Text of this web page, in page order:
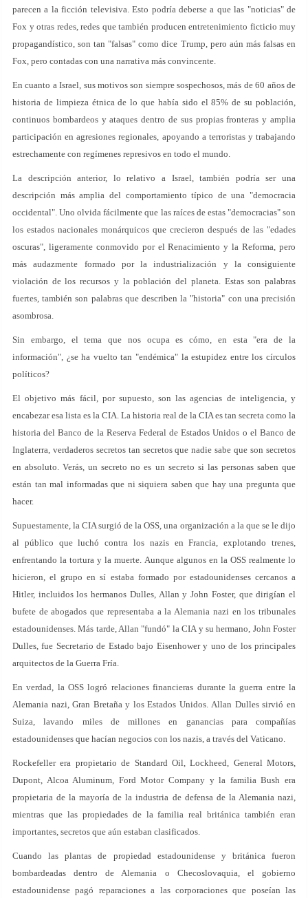
parecen a la ficción televisiva. Esto podría deberse a que las "noticias" de
Fox y otras redes, redes que también producen entretenimiento ficticio muy
propagandístico, son tan "falsas" como dice Trump, pero aún más falsas en
Fox, pero contadas con una narrativa más convincente.
En cuanto a Israel, sus motivos son siempre sospechosos, más de 60 años de
historia de limpieza étnica de lo que había sido el 85% de su población,
continuos bombardeos y ataques dentro de sus propias fronteras y amplia
participación en agresiones regionales, apoyando a terroristas y trabajando
estrechamente con regímenes represivos en todo el mundo.
La descripción anterior, lo relativo a Israel, también podría ser una
descripción más amplia del comportamiento típico de una "democracia
occidental". Uno olvida fácilmente que las raíces de estas "democracias" son
los estados nacionales monárquicos que crecieron después de las "edades
oscuras", ligeramente conmovido por el Renacimiento y la Reforma, pero
más audazmente formado por la industrialización y la consiguiente
violación de los recursos y la población del planeta. Estas son palabras
fuertes, también son palabras que describen la "historia" con una precisión
asombrosa.
Sin embargo, el tema que nos ocupa es cómo, en esta "era de la
información", ¿se ha vuelto tan "endémica" la estupidez entre los círculos
políticos?
El objetivo más fácil, por supuesto, son las agencias de inteligencia, y
encabezar esa lista es la CIA. La historia real de la CIA es tan secreta como la
historia del Banco de la Reserva Federal de Estados Unidos o el Banco de
Inglaterra, verdaderos secretos tan secretos que nadie sabe que son secretos
en absoluto. Verás, un secreto no es un secreto si las personas saben que
están tan mal informadas que ni siquiera saben que hay una pregunta que
hacer.
Supuestamente, la CIA surgió de la OSS, una organización a la que se le dijo
al público que luchó contra los nazis en Francia, explotando trenes,
enfrentando la tortura y la muerte. Aunque algunos en la OSS realmente lo
hicieron, el grupo en sí estaba formado por estadounidenses cercanos a
Hitler, incluidos los hermanos Dulles, Allan y John Foster, que dirigían el
bufete de abogados que representaba a la Alemania nazi en los tribunales
estadounidenses. Más tarde, Allan "fundó" la CIA y su hermano, John Foster
Dulles, fue Secretario de Estado bajo Eisenhower y uno de los principales
arquitectos de la Guerra Fría.
En verdad, la OSS logró relaciones financieras durante la guerra entre la
Alemania nazi, Gran Bretaña y los Estados Unidos. Allan Dulles sirvió en
Suiza, lavando miles de millones en ganancias para compañías
estadounidenses que hacían negocios con los nazis, a través del Vaticano.
Rockefeller era propietario de Standard Oil, Lockheed, General Motors,
Dupont, Alcoa Aluminum, Ford Motor Company y la familia Bush era
propietaria de la mayoría de la industria de defensa de la Alemania nazi,
mientras que las propiedades de la familia real británica también eran
importantes, secretos que aún estaban clasificados.
Cuando las plantas de propiedad estadounidense y británica fueron
bombardeadas dentro de Alemania o Checoslovaquia, el gobierno
estadounidense pagó reparaciones a las corporaciones que poseían las